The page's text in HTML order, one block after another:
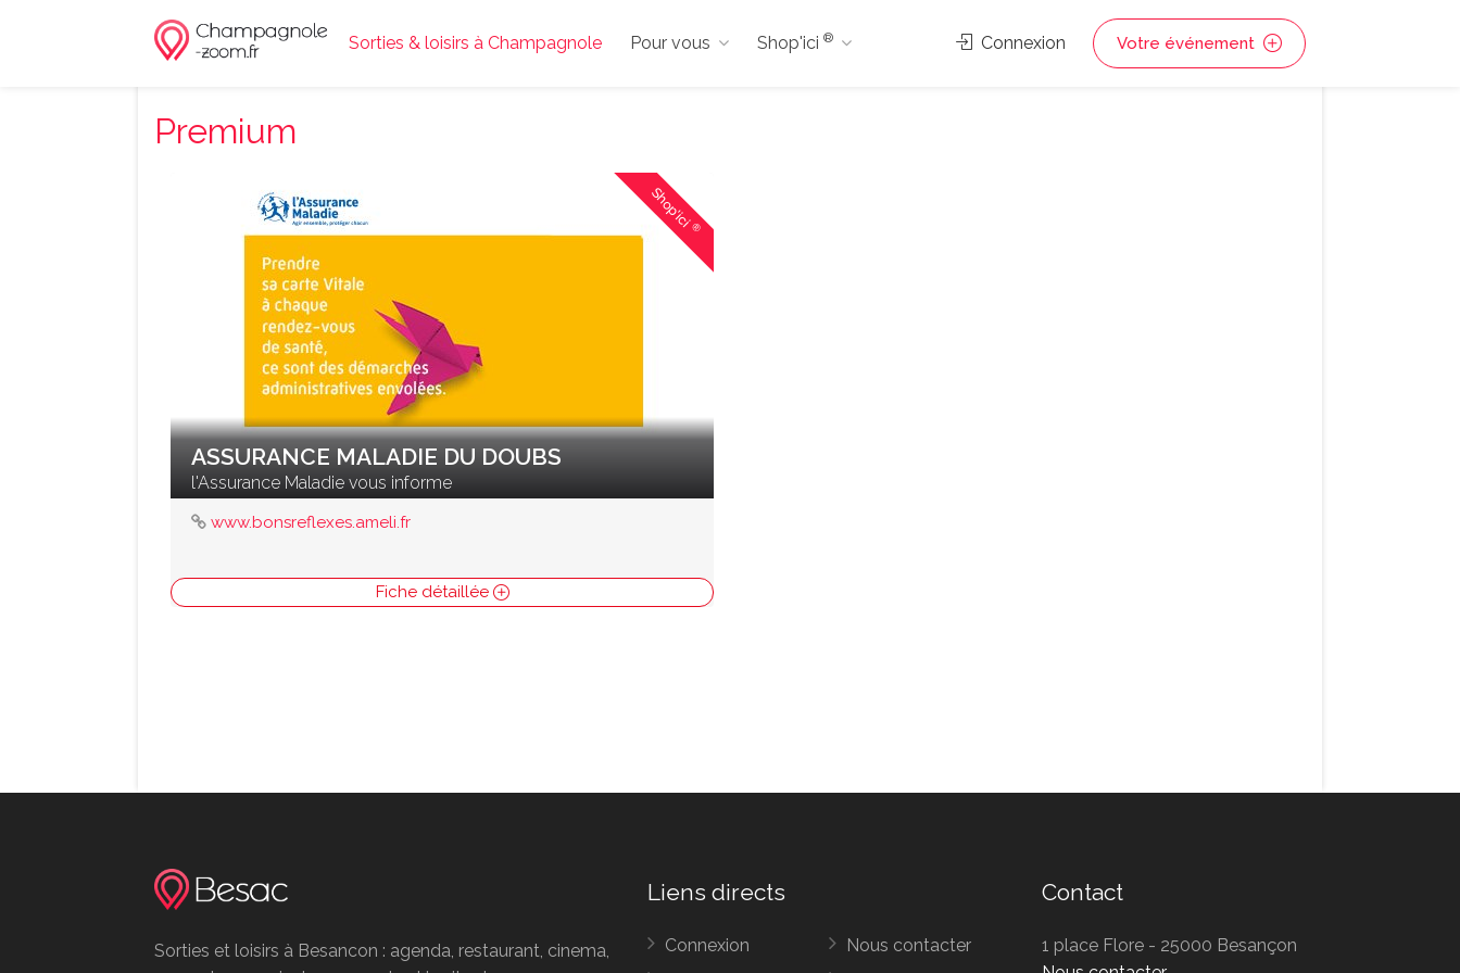
Sorties & loisirs à Champagnole Pour vous Shop'ici® Connexion Votre événement
Premium
Shop'ici®
ASSURANCE MALADIE DU DOUBS
l'Assurance Maladie vous informe
www.bonsreflexes.ameli.fr
Fiche détaillée
Sorties et loisirs à Besancon : agenda, restaurant, cinema,
Liens directs
Connexion
Nous contacter
Contact
1 place Flore - 25000 Besançon